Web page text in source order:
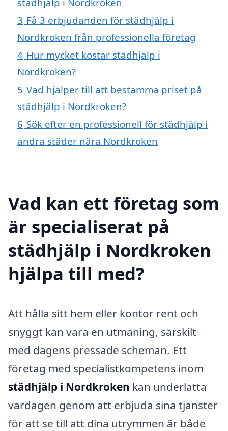
3 Få 3 erbjudanden för städhjälp i
Nordkroken från professionella företag
4 Hur mycket kostar städhjälp i
Nordkroken?
5 Vad hjälper till att bestämma priset på
städhjälp i Nordkroken?
6 Sök efter en professionell för städhjälp i
andra städer nära Nordkroken
Vad kan ett företag som
är specialiserat på
städhjälp i Nordkroken
hjälpa till med?
Att hålla sitt hem eller kontor rent och
snyggt kan vara en utmaning, särskilt
med dagens pressade scheman. Ett
företag med specialistkompetens inom
städhjälp i Nordkroken kan underlätta
vardagen genom att erbjuda sina tjänster
för att se till att dina utrymmen är både